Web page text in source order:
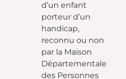
d’un enfant
porteur d’un
handicap,
reconnu ou non
par la Maison
Départementale
des Personnes